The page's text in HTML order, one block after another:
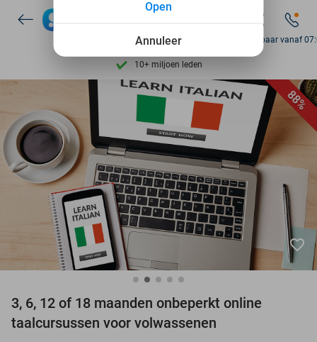
Ontdek 15.000+ deals
7 dagen per week beschikbaar
10+ miljoen leden
9,4 op basis van205.983 reviews
Ontdek 15.000+ deals
7 dagen per week beschikbaar
10+ miljoen leden
Bereikbaar vanaf
88%
favorite_border
3, 6, 12 of 18 maanden onbeperkt online
taalcursussen voor volwassenen
Annuleer
Open